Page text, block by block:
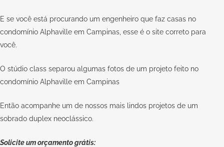
E se você está procurando um engenheiro que faz casas no
condomínio Alphaville em Campinas, esse é o site correto para
você.
O stúdio class separou algumas fotos de um projeto feito no
condomínio Alphaville em Campinas
Então acompanhe um de nossos mais lindos projetos de um
sobrado duplex neoclássico.
Solicite um orçamento grátis: